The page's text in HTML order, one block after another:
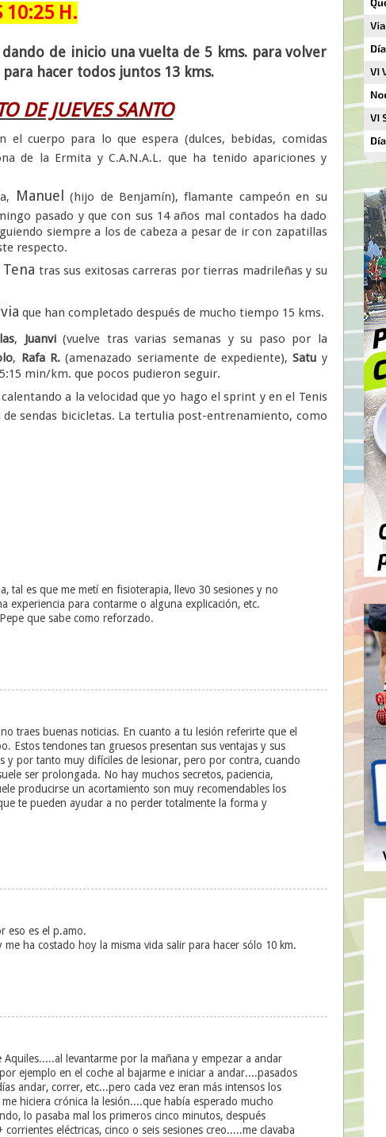
10:25 H.
de inicio una vuelta de 5 kms. para volver
hacer todos juntos 13 kms.
DE JUEVES SANTO
cuerpo para lo que espera (dulces, bebidas, comidas
de la Ermita y C.A.N.A.L. que ha tenido apariciones y
Manuel (hijo de Benjamín), flamante campeón en su
pasado y que con sus 14 años mal contados ha dado
siempre a los de cabeza a pesar de ir con zapatillas
respecto.
tras sus exitosas carreras por tierras madrileñas y su
que han completado después de mucho tiempo 15 kms.
, Juanvi(vuelve tras varias semanas y su paso por la
, Rafa R. (amenazado seriamente de expediente),Satu y
min/km. que pocos pudieron seguir.
a la velocidad que yo hago el sprint y en el Tenis
sendas bicicletas. La tertulia post-entrenamiento, como
tal es que me metí en fisioterapia, llevo 30 sesiones y no
experiencia para contarme o alguna explicación, etc.
que sabe como reforzado.
traes buenas noticias. En cuanto a tu lesión referirte que el
Estos tendones tan gruesos presentan sus ventajas y sus
y por tanto muy difíciles de lesionar, pero por contra, cuando
ser prolongada. No hay muchos secretos, paciencia,
producirse un acortamiento son muy recomendables los
te pueden ayudar a no perder totalmente la forma y
eso es el p.amo.
ha costado hoy la misma vida salir para hacer sólo 10 km.
levantarme por la mañana y empezar a andar
ejemplo en el coche al bajarme e iniciar a andar....pasados
andar, correr, etc...pero cada vez eran más intensos los
hiciera crónica la lesión....que había esperado mucho
lo pasaba mal los primeros cinco minutos, después
eléctricas, cinco o seis sesiones creo.....me clavaba